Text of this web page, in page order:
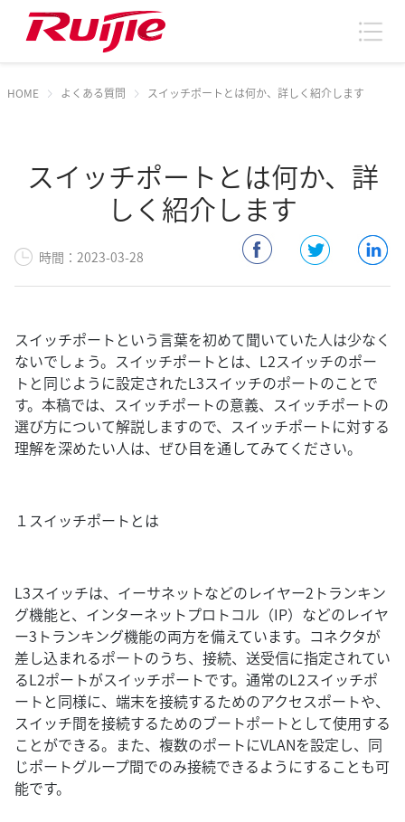
HOME よくある質問 スイッチポートとは何か、詳しく紹介します
スイッチポートとは何か、詳
しく紹介します
時間：2023-03-28
スイッチポートという言葉を初めて聞いていた人は少なく
ないでしょう。スイッチポートとは、L2スイッチのポー
トと同じように設定されたL3スイッチのポートのことで
す。本稿では、スイッチポートの意義、スイッチポートの
選び方について解説しますので、スイッチポートに対する
理解を深めたい人は、ぜひ目を通してみてください。
１スイッチポートとは
L3スイッチは、イーサネットなどのレイヤー2トランキン
グ機能と、インターネットプロトコル（IP）などのレイヤ
ー3トランキング機能の両方を備えています。コネクタが
差し込まれるポートのうち、接続、送受信に指定されてい
るL2ポートがスイッチポートです。通常のL2スイッチポ
ートと同様に、端末を接続するためのアクセスポートや、
スイッチ間を接続するためのブートポートとして使用する
ことができる。また、複数のポートにVLANを設定し、同
じポートグループ間でのみ接続できるようにすることも可
能です。